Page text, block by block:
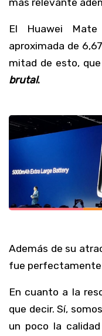
más relevante
El Huawei
aproximada de
mitad de esto,
brutal.
Además de su
fue perfectamente
En cuanto a la
que decir. Sí,
un poco la